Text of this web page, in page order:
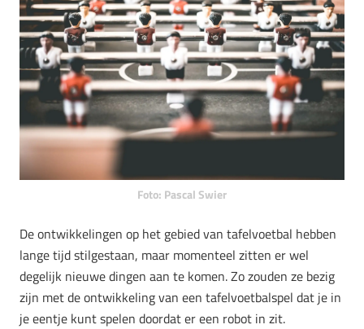
Foto: Pascal Swier
De ontwikkelingen op het gebied van tafelvoetbal hebben
lange tijd stilgestaan, maar momenteel zitten er wel
degelijk nieuwe dingen aan te komen. Zo zouden ze bezig
zijn met de ontwikkeling van een tafelvoetbalspel dat je in
je eentje kunt spelen doordat er een robot in zit.